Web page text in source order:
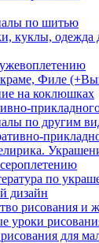
по шитью
куклы, одежда
Филе
на коклюшках
по другим
по
дизайн
рисования и
уроки
для